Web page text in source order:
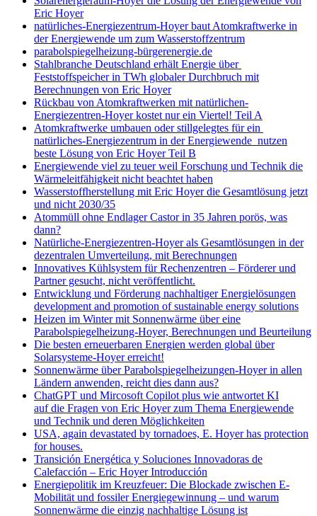
Eric Hoyer
natürliches-Energiezentrum-Hoyer baut Atomkraftwerke in
der Energiewende um zum Wasserstoffzentrum
parabolspiegelheizung-bürgerenergie.de
Stahlbranche Deutschland erhält Energie über
Feststoffspeicher in TWh globaler Durchbruch mit
Berechnungen von Eric Hoyer
Rückbau von Atomkraftwerken mit natürlichen-
Energiezentren-Hoyer kostet nur ein Viertel! Teil A
Atomkraftwerke umbauen oder stillgelegtes für ein
natürliches-Energiezentrum in der Energiewende nutzen
beste Lösung von Eric Hoyer Teil B
Energiewende viel zu teuer weil Forschung und Technik die
Wärmeleitfähigkeit nicht beachtet haben
Wasserstoffherstellung mit Eric Hoyer die Gesamtlösung jetzt
und nicht 2030/35
Atommüll ohne Endlager Castor in 35 Jahren porös, was
dann?
Natürliche-Energiezentren-Hoyer als Gesamtlösungen in der
dezentralen Umverteilung, mit Berechnungen
Innovatives Kühlsystem für Rechenzentren – Förderer und
Partner gesucht, nicht veröffentlicht.
Entwicklung und Förderung nachhaltiger Energielösungen
development and promotion of sustainable energy solutions
Heizen im Winter mit Sonnenwärme über eine
Parabolspiegelheizung-Hoyer, Berechnungen und Beurteilung
Die besten erneuerbaren Energien werden global über
Solarsysteme-Hoyer erreicht!
Sonnenwärme über Parabolspiegelheizungen-Hoyer in allen
Ländern anwenden, reicht dies dann aus?
ChatGPT und Mircosoft Copilot plus wie antwortet KI
auf die Fragen von Eric Hoyer zum Thema Energiewende
und Technik und deren Möglichkeiten
USA, again devastated by tornadoes, E. Hoyer has protection
for houses.
Transición Energética y Soluciones Innovadoras de
Calefacción – Eric Hoyer Introducción
Energiepolitik im Kreuzfeuer: Die Blockade zwischen E-
Mobilität und fossiler Energiegewinnung – und warum
Sonnenwärme die einzig nachhaltige Lösung ist